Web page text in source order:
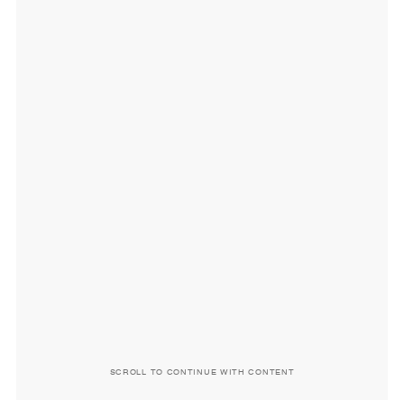
SCROLL TO CONTINUE WITH CONTENT